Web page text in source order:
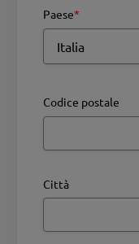
Paese*
Codice postale
Città